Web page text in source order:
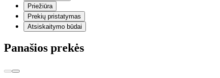
Priežiūra
Prekių pristatymas
Atsiskaitymo būdai
Panašios prekės